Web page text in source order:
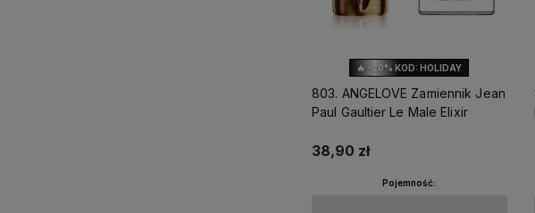
🔥 -20% KOD: HOLIDAY
803. ANGELOVE Zamiennik Jean
Paul Gaultier Le Male Elixir
38,90 zł
Pojemność: